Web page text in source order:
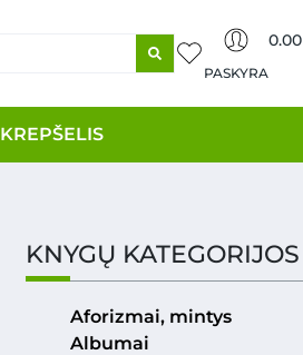
PASKYRA
0.00
KREPŠELIS
KNYGŲ KATEGORIJOS
Aforizmai, mintys
Albumai